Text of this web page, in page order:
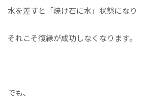
水を差すと「焼け石に水」状態になり
それこそ復縁が成功しなくなります。
でも、